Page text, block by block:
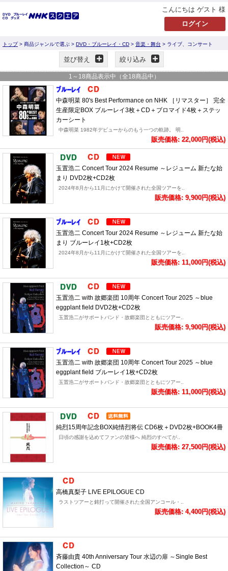
こんにちは ゲスト 様
トップ> 商品ジャンルで選ぶ > DVD・ブルーレイ・CD > 音楽・舞台 > ライブ、コンサート
並び替え 絞り込み
1 ～ 18商品表示中（全18商品中）
中森明菜 80's Best Performance on NHK ［リマスター］ 完全
生産限定BOX ブルーレイ3枚＋CD＋ブロマイド4枚＋ステッ
カーシート
中森明菜 1982年デビューからのもう一つの軌跡。 明..
販売価格: 22,000円(税込)
玉置浩二 Concert Tour 2024 Resume ～レジューム 新たな始
まり DVD2枚+CD2枚
2024年8月から11月にかけて開催された全国ツアーを..
販売価格: 9,900円(税込)
玉置浩二 Concert Tour 2024 Resume ～レジューム 新たな始
まり ブルーレイ1枚+CD2枚
2024年8月から11月にかけて開催された全国ツアーを..
販売価格: 11,000円(税込)
玉置浩二 with 故郷楽団 10周年 Concert Tour 2025 ～blue
eggplant field DVD2枚+CD2枚
玉置浩二がサポートバンド・故郷楽団とともにツアー..
販売価格: 9,900円(税込)
玉置浩二 with 故郷楽団 10周年 Concert Tour 2025 ～blue
eggplant field ブルーレイ1枚+CD2枚
玉置浩二がサポートバンド・故郷楽団とともにツアー..
販売価格: 11,000円(税込)
純烈15周年記念BOX純情烈将伝 CD6枚＋DVD2枚+BOOK4冊
日頃の感謝を込めてファンの皆様へ 純烈のすべてが..
販売価格: 27,500円(税込)
高橋真梨子 LIVE EPILOGUE CD
ラストツアーと銘打って開催された全国アンコール・..
販売価格: 4,400円(税込)
斉藤由貴 40th Anniversary Tour 水辺の扉 ～Single Best
Collection～ CD